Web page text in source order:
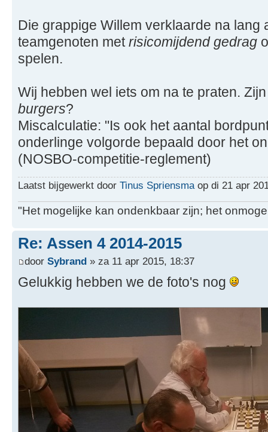
Die grappige Willem verklaarde na lang
teamgenoten metrisicomijdend gedrag
spelen.
Wij hebben wel iets om na te praten.
burgers?
Miscalculatie: "Is ook het aantal
onderlinge volgorde bepaald door het
(NOSBO-competitie-reglement)
Laatst bijgewerkt door Tinus Spriensma op di 21 apr
"Het mogelijke kan ondenkbaar zijn; het
Re: Assen 4 2014-2015
door Sybrand » za 11 apr 2015, 18:37
Gelukkig hebben we de foto's nog